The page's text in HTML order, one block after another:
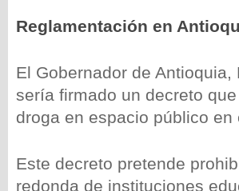
Reglamentación en
El Gobernador de
sería firmado un decreto
droga en espacio público
Este decreto pretende
redonda de instituciones